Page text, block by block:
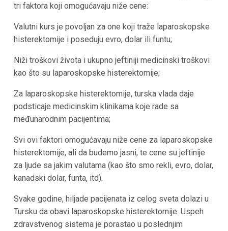
tri faktora koji omogućavaju niže cene:
Valutni kurs je povoljan za one koji traže laparoskopske
histerektomije i poseduju evro, dolar ili funtu;
Niži troškovi života i ukupno jeftiniji medicinski troškovi
kao što su laparoskopske histerektomije;
Za laparoskopske histerektomije, turska vlada daje
podsticaje medicinskim klinikama koje rade sa
međunarodnim pacijentima;
Svi ovi faktori omogućavaju niže cene za laparoskopske
histerektomije, ali da budemo jasni, te cene su jeftinije
za ljude sa jakim valutama (kao što smo rekli, evro, dolar,
kanadski dolar, funta, itd).
Svake godine, hiljade pacijenata iz celog sveta dolazi u
Tursku da obavi laparoskopske histerektomije. Uspeh
zdravstvenog sistema je porastao u poslednjim